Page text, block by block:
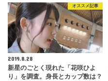
オススメ記事
2019.8.28
新星のごとく現れた「花咲ひよ
り」を調査。身長とカップ数は？